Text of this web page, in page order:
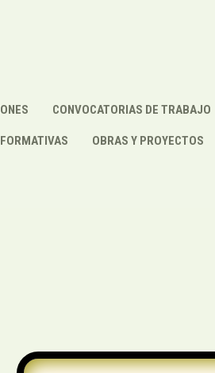
CONVOCATORIAS DE TRABAJO
OBRAS Y PROYECTOS